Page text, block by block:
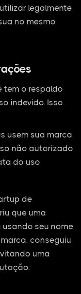
legalmente
no mesmo
tem o respaldo
indevido. Isso
usem sua marca
não autorizado
do uso
de
que uma
usando seu nome
conseguiu
uma